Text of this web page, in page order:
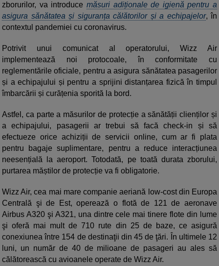
zborurilor, va introduce măsuri adiționale de igienă pentru a
asigura sănătatea și siguranța călătorilor și a echipajelor, în
contextul pandemiei cu coronavirus.
Potrivit unui comunicat al operatorului, Wizz Air
implementează noi protocoale, în conformitate cu
reglementările oficiale, pentru a asigura sănătatea pasagerilor
și a echipajului și pentru a sprijini distanțarea fizică în timpul
îmbarcării și curățenia sporită la bord.
Astfel, ca parte a măsurilor de protecție a sănătății clienților și
a echipajului, pasagerii ar trebui să facă check-in și să
efectueze orice achiziții de servicii online, cum ar fi plata
pentru bagaje suplimentare, pentru a reduce interacțiunea
neesențială la aeroport. Totodată, pe toată durata zborului,
purtarea măștilor de protecție va fi obligatorie.
Wizz Air, cea mai mare companie aeriană low-cost din Europa
Centrală şi de Est, operează o flotă de 121 de aeronave
Airbus A320 şi A321, una dintre cele mai tinere flote din lume
şi oferă mai mult de 710 rute din 25 de baze, ce asigură
conexiunea între 154 de destinaţii din 45 de ţări. În ultimele 12
luni, un număr de 40 de milioane de pasageri au ales să
călătorească cu avioanele operate de Wizz Air.